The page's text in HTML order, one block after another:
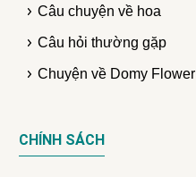
Câu chuyện về hoa
Câu hỏi thường gặp
Chuyện về Domy Flower
CHÍNH SÁCH